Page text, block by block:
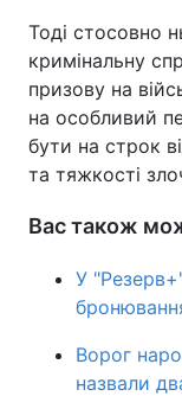
Тоді стосовно
кримінальну
призову на
на особливий
бути на строк
та тяжкості
Вас також
У
Ворог
назвали